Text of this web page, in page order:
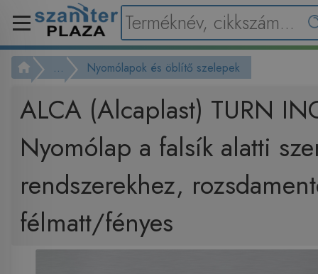
... Nyomólapok és öblítő szelepek
ALCA (Alcaplast) TURN
Nyomólap a falsík alatti
rendszerekhez,
félmatt/fényes